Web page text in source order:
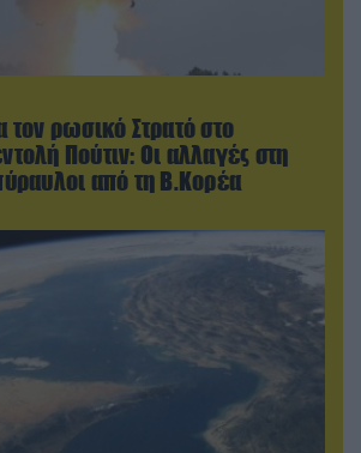
τον ρωσικό Στρατό στο
Πούτιν: Οι αλλαγές στη
από τη Β.Κορέα